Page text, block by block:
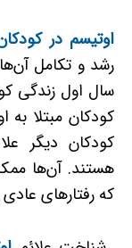
اوتیسم در کودک
رشد و تکامل
سال اول زندگی
کودکان مبتلا به
کودکان دیگر
هستند. آن‌ها
که رفتارهای